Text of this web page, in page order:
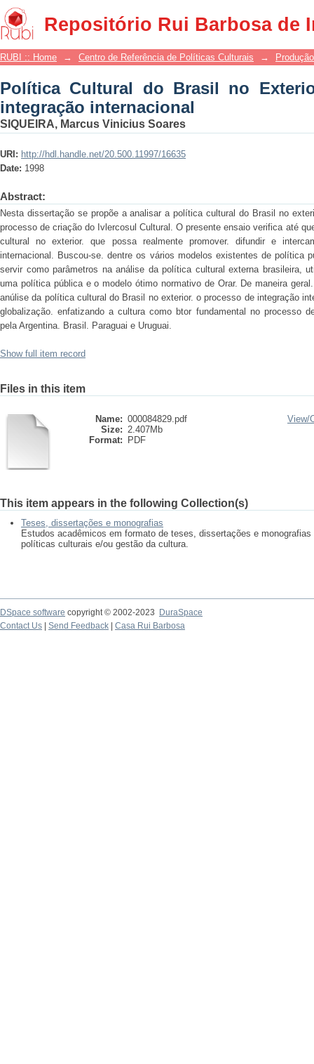
Repositório Rui Barbosa de
Política Cultural do Brasil no Exterior
RUBI :: Home → Centro de Referência de Políticas Culturais →
Política Cultural do Brasil no
integração internacional
SIQUEIRA, Marcus Vinicius Soares
URI: http://hdl.handle.net/20.500.11997/16635
Date: 1998
Abstract:
Nesta dissertação se propõe a analisar a política cultural do Brasil no
processo de criação do Ivlercosul Cultural. O presente ensaio verifica até
cultural no exterior. que possa realmente promover. difundir e
internacional. Buscou-se. dentre os vários modelos existentes de política
servir como parâmetros na análise da política cultural externa brasileira,
uma política pública e o modelo ótimo normativo de Orar. De maneira
anúlise da política cultural do Brasil no exterior. o processo de integração
globalização. enfatizando a cultura como btor fundamental no processo
pela Argentina. Brasil. Paraguai e Uruguai.
Show full item record
Files in this item
Name: 000084829.pdf
Size: 2.407Mb
Format:
PDF
View/
This item appears in the following Collection(s)
Teses, dissertações e monografias
Estudos acadêmicos em formato de teses, dissertações e
políticas culturais e/ou gestão da cultura.
DSpace software copyright © 2002-2023
DuraSpace
Contact Us
Send Feedback Casa Rui Barbosa